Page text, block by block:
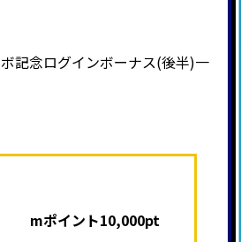
ボ記念ログインボーナス(後半)一
mポイント10,000pt